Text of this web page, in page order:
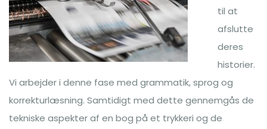
til at
afslutte
deres
historier.
Vi arbejder i denne fase med grammatik, sprog og
korrekturlæsning. Samtidigt med dette gennemgås de
tekniske aspekter af en bog på et trykkeri og de